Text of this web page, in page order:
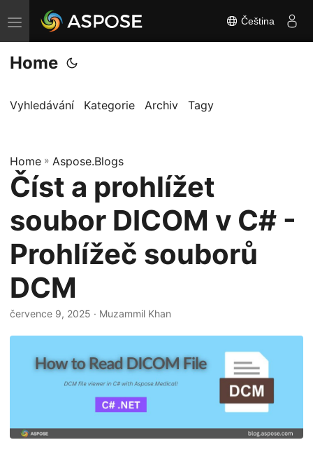
P
ř
e
n
t
n
a
v
g
a
c
i
Čeština
Home
Vyhledávání Kategorie Archiv Tagy
Home » Aspose.Blogs
Číst a prohlížet
soubor DICOM v C# -
Prohlížeč souborů
DCM
července 9, 2025 · Muzammil Khan